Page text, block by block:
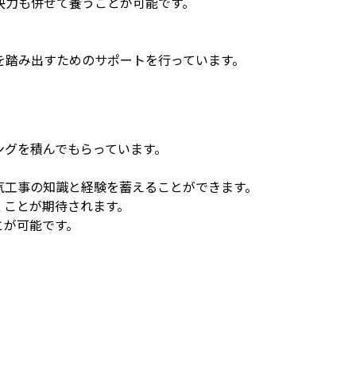
み出すためのサポートを行っています。
を積んでもらっています。
事の知識と経験を蓄えることができます。
とが期待されます。
可能です。